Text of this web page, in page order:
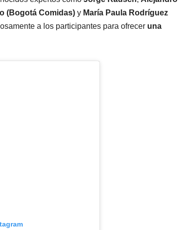
(Bogotá Comidas) y María Paula Rodríguez
a los participantes para ofrecer una